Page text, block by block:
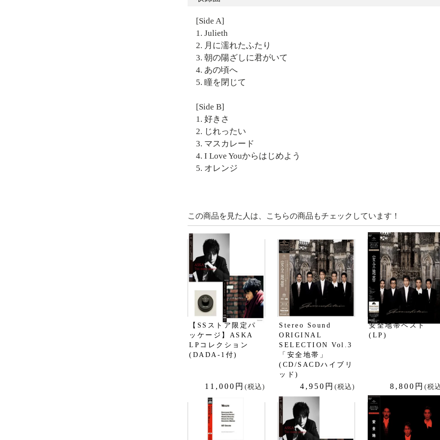
[Side A]
1. Julieth
2. 月に濡れたふたり
3. 朝の陽ざしに君がいて
4. あの頃へ
5. 瞳を閉じて
[Side B]
1. 好きさ
2. じれったい
3. マスカレード
4. I Love Youからはじめよう
5. オレンジ
この商品を見た人は、こちらの商品もチェックしています！
【SSストア限定パ
ッケージ】ASKA
LPコレクション
(DADA-1付)
11,000円 (税込)
Stereo Sound
ORIGINAL
SELECTION Vol.3
「安全地帯」
(CD/SACDハイブリ
ッド)
4,950円 (税込)
安全地帯ベスト
(LP)
8,800円 (税